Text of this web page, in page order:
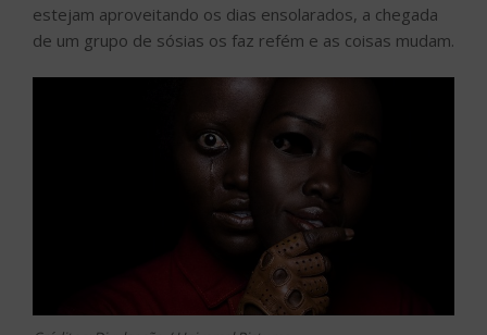
estejam aproveitando os dias ensolarados, a chegada
de um grupo de sósias os faz refém e as coisas mudam.